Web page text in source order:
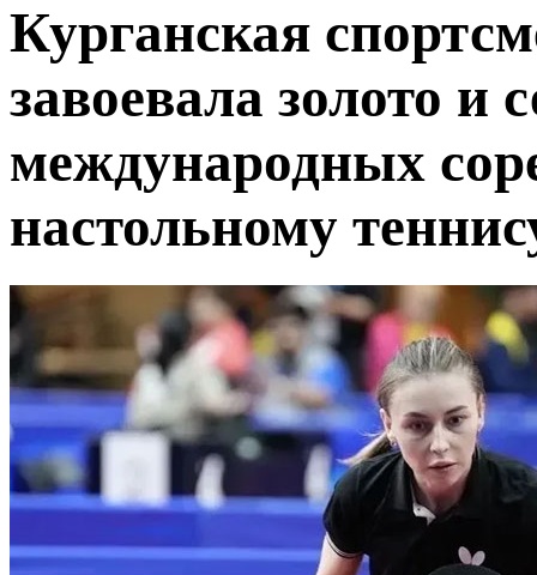
Курганская
завоевала золото и
международных
настольному